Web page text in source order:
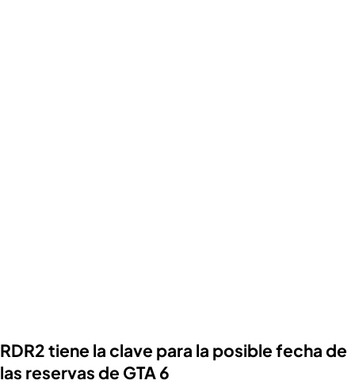
RDR2 tiene la clave para la posible fecha de
las reservas de GTA 6